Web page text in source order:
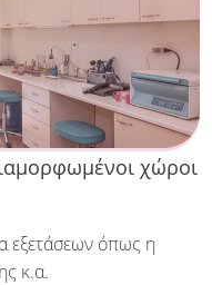
χώροι
εξετάσεων όπως η
κ.α.